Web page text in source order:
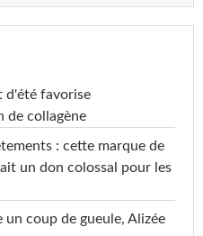
d'été favorise
de collagène
: cette marque de
un don colossal pour les
un coup de gueule, Alizée